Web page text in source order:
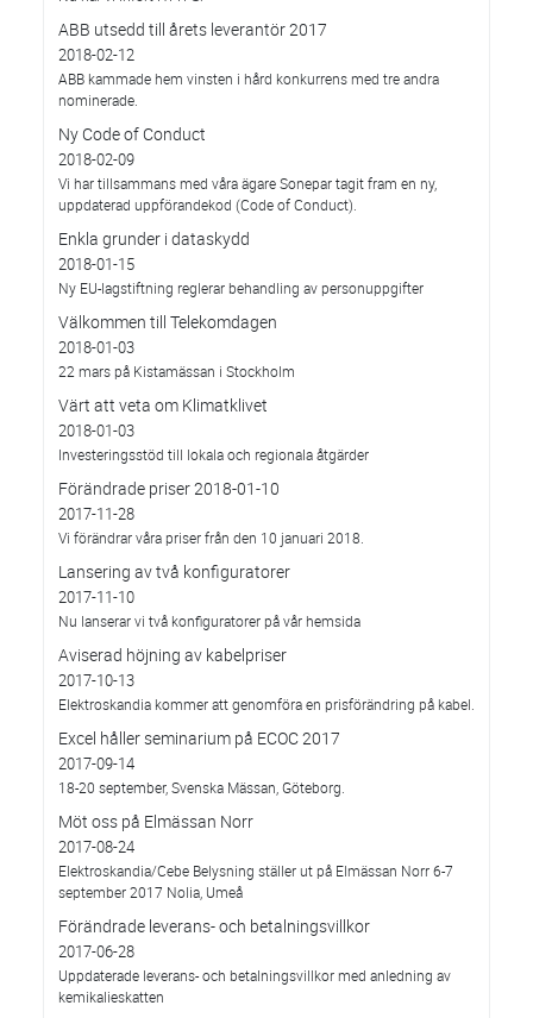
ABB utsedd till årets leverantör 2017
2018-02-12
ABB kammade hem vinsten i hård konkurrens med tre andra
nominerade.
Ny Code of Conduct
2018-02-09
Vi har tillsammans med våra ägare Sonepar tagit fram en ny,
uppdaterad uppförandekod (Code of Conduct).
Enkla grunder i dataskydd
2018-01-15
Ny EU-lagstiftning reglerar behandling av personuppgifter
Välkommen till Telekomdagen
2018-01-03
22 mars på Kistamässan i Stockholm
Värt att veta om Klimatklivet
2018-01-03
Investeringsstöd till lokala och regionala åtgärder
Förändrade priser 2018-01-10
2017-11-28
Vi förändrar våra priser från den 10 januari 2018.
Lansering av två konfiguratorer
2017-11-10
Nu lanserar vi två konfiguratorer på vår hemsida
Aviserad höjning av kabelpriser
2017-10-13
Elektroskandia kommer att genomföra en prisförändring på kabel.
Excel håller seminarium på ECOC 2017
2017-09-14
18-20 september, Svenska Mässan, Göteborg.
Möt oss på Elmässan Norr
2017-08-24
Elektroskandia/Cebe Belysning ställer ut på Elmässan Norr 6-7
september 2017 Nolia, Umeå
Förändrade leverans- och betalningsvillkor
2017-06-28
Uppdaterade leverans- och betalningsvillkor med anledning av
kemikalieskatten